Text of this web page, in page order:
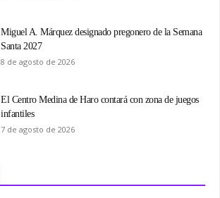
Miguel A. Márquez designado pregonero de la Semana
Santa 2027
8 de agosto de 2026
El Centro Medina de Haro contará con zona de juegos
infantiles
7 de agosto de 2026